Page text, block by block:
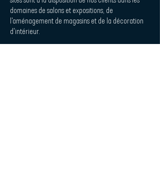
domaines de salons et expositions, de
l'aménagement de magasins et de la décoration
d'intérieur.